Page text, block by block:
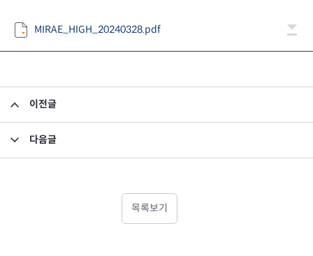
MIRAE_HIGH_20240328.pdf
이전글
다음글
목록보기